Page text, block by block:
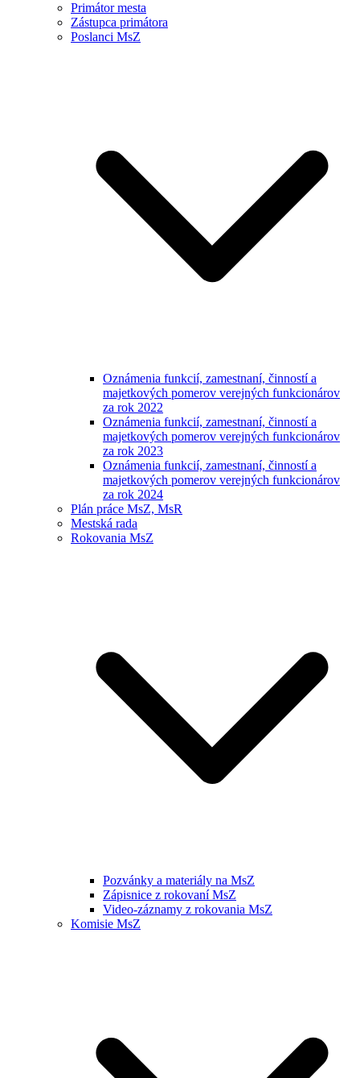
Primátor mesta
Zástupca primátora
Poslanci MsZ
Oznámenia funkcií, zamestnaní, činností a
majetkových pomerov verejných funkcionárov
za rok 2022
Oznámenia funkcií, zamestnaní, činností a
majetkových pomerov verejných funkcionárov
za rok 2023
Oznámenia funkcií, zamestnaní, činností a
majetkových pomerov verejných funkcionárov
za rok 2024
Plán práce MsZ, MsR
Mestská rada
Rokovania MsZ
Pozvánky a materiály na MsZ
Zápisnice z rokovaní MsZ
Video-záznamy z rokovania MsZ
Komisie MsZ